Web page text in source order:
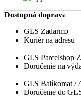
Dostupná doprava
GLS Zadarmo
Kuriér na adresu
GLS Parcelshop
Doručenie na
GLS Balíkomat /
Doručenie do